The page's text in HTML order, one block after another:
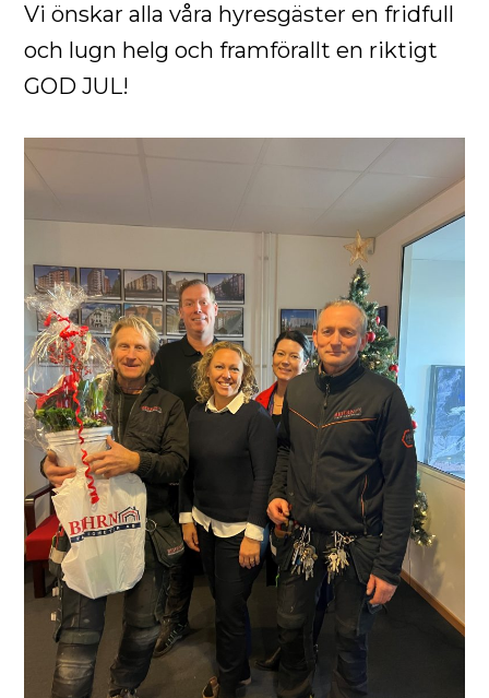
Vi önskar alla våra hyresgäster en fridfull
och lugn helg och framförallt en riktigt
GOD JUL!